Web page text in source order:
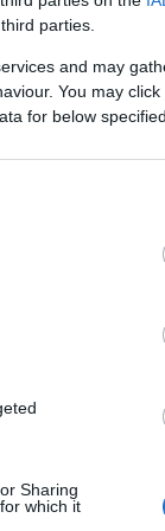
parties.
and may
You may
for below
Sharing
which it
kiválóan
úton
a